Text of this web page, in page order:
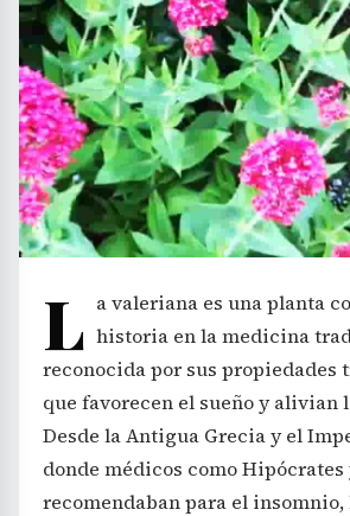
L a valeriana es una planta
historia en la medicina
reconocida por sus propiedades
que favorecen el sueño y alivian
Desde la Antigua Grecia y el
donde médicos como Hipócrates
recomendaban para el insomnio,